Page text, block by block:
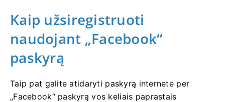
Kaip užsiregistruoti
naudojant „Facebook“
paskyrą
Taip pat galite atidaryti paskyrą internete per
„Facebook“ paskyrą vos keliais paprastais